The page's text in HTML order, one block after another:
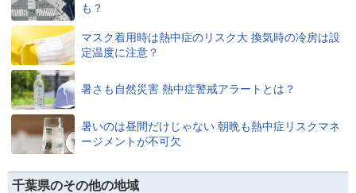
も？
マスク着用時は熱中症のリスク大 換気時の冷房は設
定温度に注意？
暑さも自然災害 熱中症警戒アラートとは？
暑いのは昼間だけじゃない 朝晩も熱中症リスクマネ
ージメントが不可欠
千葉県のその他の地域